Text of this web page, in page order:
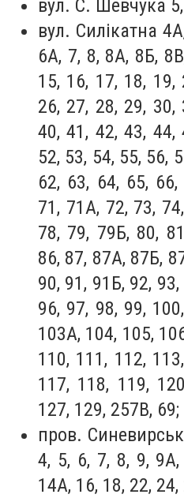
вул. С. Шевчука
вул. Силікатна
6А, 7, 8, 8А, 8Б,
15, 16, 17, 18, 19,
26, 27, 28, 29, 30,
40, 41, 42, 43, 44,
52, 53, 54, 55, 56,
62, 63, 64, 65,
71, 71А, 72, 73,
78, 79, 79Б, 80,
86, 87, 87А, 87Б,
90, 91, 91Б, 92,
96, 97, 98, 99,
103А, 104, 105,
110, 111, 112,
117, 118, 119,
127, 129, 257В, 69;
пров.
4, 5, 6, 7, 8, 9,
14А, 16, 18, 22,